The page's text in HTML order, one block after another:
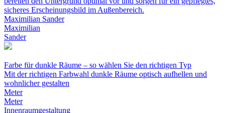
sicheres Erscheinungsbild im Außenbereich.
Maximilian Sander
Maximilian
Sander
Farbe für dunkle Räume – so wählen Sie den richtigen Typ
Mit der richtigen Farbwahl dunkle Räume optisch aufhellen und
wohnlicher gestalten
Meter
Meter
Innenraumgestaltung